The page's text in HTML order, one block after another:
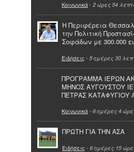
Κοινωνικά- 2 ώρες 54
Η Περιφέρεια
την Πολιτική
Σοφάδων με 300.000
Ειδήσεις - 5 ημέρες 30
ΠΡΟΓΡΑΜΜΑ ΙΕΡΩΝ
ΜΗΝΟΣ ΑΥΓΟΥΣΤΟΥ
ΠΕΤΡΑΣ ΚΑΤΑΦΥΓΙΟΥ
Κοινωνικά- 6 ημέρες 4
ΠΡΩΤΗ ΓΙΑ ΤΗΝ ΑΣΑ
Ειδήσεις - 6 ημέρες 15